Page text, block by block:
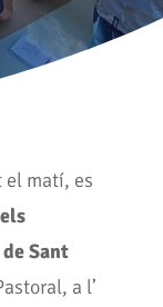
el matí, es
Sant
a l’